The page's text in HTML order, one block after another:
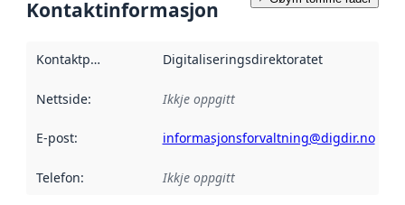
Kontaktinformasjon
Kontaktpunkt Digitaliseringsdirektoratet
Nettside: Ikkje oppgitt
E-post: informasjonsforvaltning@digdir.no
Telefon: Ikkje oppgitt